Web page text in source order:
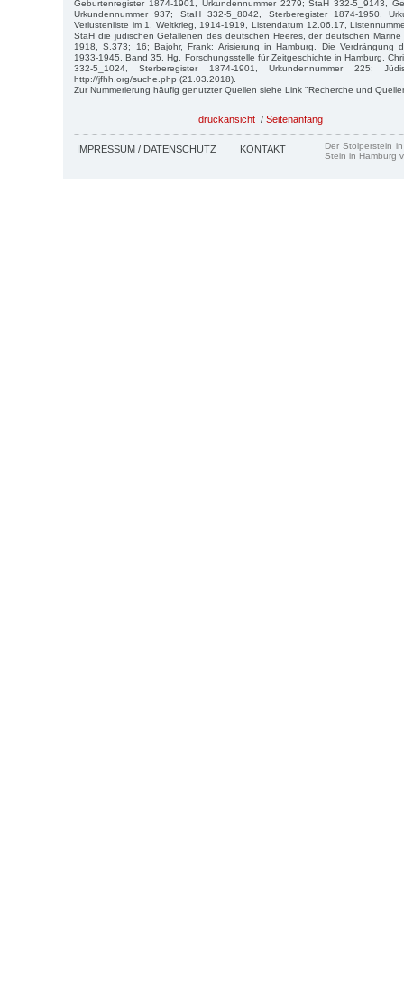
Geburtenregister 1874-1901, Urkundennummer 2279; StaH 332-5_9143,
Urkundennummer 937; StaH 332-5_8042, Sterberegister 1874-1950,
Verlustenliste im 1. Weltkrieg, 1914-1919, Listendatum 12.06.17,
StaH die jüdischen Gefallenen des deutschen Heeres, der deutschen
1918, S.373; 16; Bajohr, Frank: Arisierung in Hamburg. Die Verdrängung
1933-1945, Band 35, Hg. Forschungsstelle für Zeitgeschichte in Hamburg,
332-5_1024, Sterberegister 1874-1901, Urkundennummer 225;
http://jfhh.org/suche.php (21.03.2018).
Zur Nummerierung häufig genutzter Quellen siehe Link "Recherche und
druckansicht / Seitenanfang
IMPRESSUM / DATENSCHUTZ KONTAKT
Der Stolperstein
Stein in Hamburg